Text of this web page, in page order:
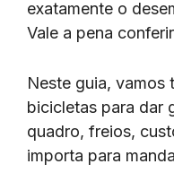
exatamente o
Vale a pena
Neste guia, vamos
bicicletas para dar
quadro, freios,
importa para